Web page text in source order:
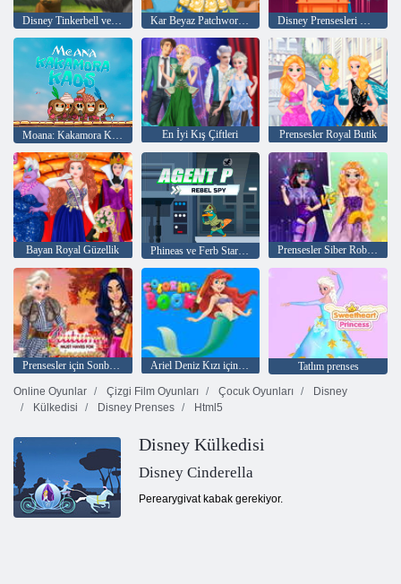
Kar Beyaz Patchwork Elbise
Moana: Kakamora Kaos En İyi Kış Çiftleri Prensesler Royal Butik
Bayan Royal Güzellik Phineas ve Ferb Star savaşları Agent P Rebel Spy Prensesler Siber Robot Doğaya Karşı
Ariel Deniz Kızı için Boyama Kitabı
Tatlım prenses
Online Oyunlar
Çizgi Film Oyunları Çocuk Oyunları
Disney
Külkedisi
Disney Prenses Html5
Disney Külkedisi
Disney Cinderella
Perearygivat kabak gerekiyor.